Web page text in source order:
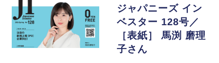
ジャパニーズ イン
ベスター 128号／
［表紙］ 馬渕 磨理
子さん